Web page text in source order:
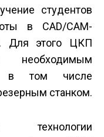
студентов
в CAD/CAM­
Для этого ЦКП
необходимым
в том числе
станком.
технологии